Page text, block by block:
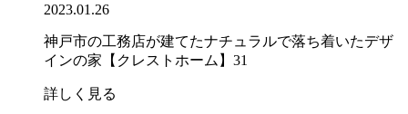
2023.01.26
神戸市の工務店が建てたナチュラルで落ち着いたデザ
インの家【クレストホーム】31
詳しく見る